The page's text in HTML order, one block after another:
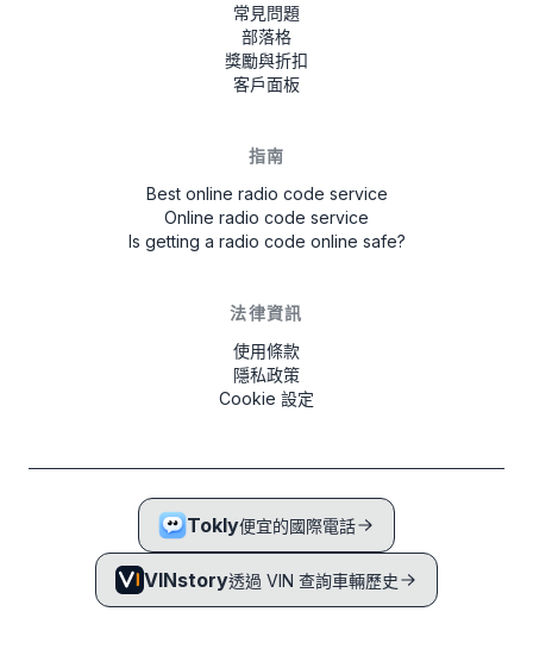
常見問題
部落格
獎勵與折扣
客戶面板
指南
Best online radio code service
Online radio code service
Is getting a radio code online safe?
法律資訊
使用條款
隱私政策
Cookie 設定
Tokly便宜的國際電話
VINstory透過 VIN 查詢車輛歷史